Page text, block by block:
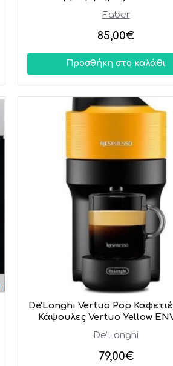
Faber
85,00€
Προσθήκη στο καλάθι
De'Longhi
De'Longhi Vertuo Pop
Κάψουλες Vertuo Yellow
79,00€